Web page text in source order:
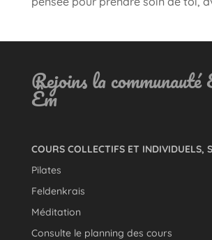
Rejoins la communauté
Êm
COURS COLLECTIFS ET INDIVIDUELS,
Pilates
Feldenkrais
Méditation
Consulte le planning des cours